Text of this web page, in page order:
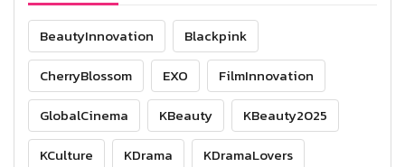
BeautyInnovation
Blackpink
CherryBlossom
EXO
FilmInnovation
GlobalCinema
KBeauty
KBeauty2025
KCulture
KDrama
KDramaLovers